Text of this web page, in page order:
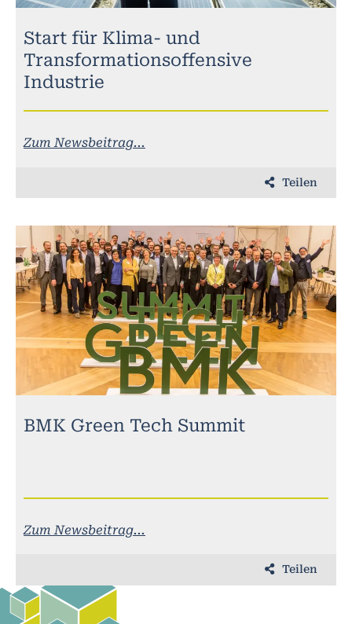
Start für Klima- und
Transformationsoffensive
Industrie
Zum Newsbeitrag...
Teilen
BMK Green Tech Summit
Zum Newsbeitrag...
Teilen